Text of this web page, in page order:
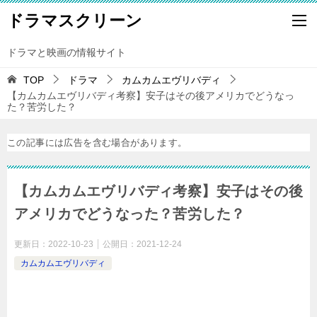
ドラマスクリーン
ドラマと映画の情報サイト
TOP ドラマ
カムカムエヴリバディ
【カムカムエヴリバディ考察】安子はその後アメリカでどうなっ
た？苦労した？
この記事には広告を含む場合があります。
【カムカムエヴリバディ考察】安子はその後
アメリカでどうなった？苦労した？
更新日： 2022-10-23 公開日： 2021-12-24
カムカムエヴリバディ